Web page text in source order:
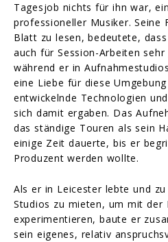
Tagesjob nichts für ihn war,
professioneller Musiker. Seine
Blatt zu lesen, bedeutete,
auch für Session-Arbeiten
während er in
eine Liebe für diese
entwickelnde Technologien
sich damit ergaben. Das
das ständige Touren als sein
einige Zeit dauerte, bis er
Produzent werden wollte.
Als er in Leicester lebte und
Studios zu mieten, um mit der
experimentieren, baute er
sein eigenes, relativ